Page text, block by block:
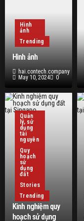
Hình
ảnh
Trending
Hình ảnh
hai.contech.company
May 10, 2024
0
Quản
lý, sử
dụng
tài
nguyên
Quy
hoạch
sử
dụng
đất
Stories
Trending
Kinh nghiệm quy
hoạch sử dụng